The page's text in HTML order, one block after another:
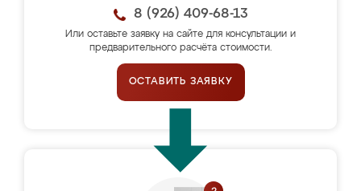
8 (926) 409-68-13
Или оставьте заявку на сайте для консультации и
предварительного расчёта стоимости.
ОСТАВИТЬ ЗАЯВКУ